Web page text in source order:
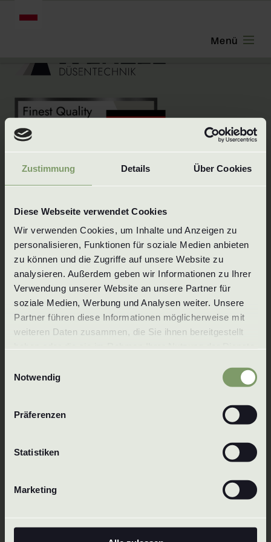
Zustimmung Details Über Cookies
Diese Webseite verwendet Cookies
Wir verwenden Cookies, um Inhalte und Anzeigen zu
personalisieren, Funktionen für soziale Medien anbieten
zu können und die Zugriffe auf unsere Website zu
analysieren. Außerdem geben wir Informationen zu Ihrer
Verwendung unserer Website an unsere Partner für
soziale Medien, Werbung und Analysen weiter. Unsere
Partner führen diese Informationen möglicherweise mit
weiteren Daten zusammen, die Sie ihnen bereitgestellt
unsere Datenschutzerklärung
Notwendig
Präferenzen
Statistiken
Marketing
POLSKI
odpowiedzialność - Wenzel Düssentechnik to
szwabska firma rodzinna z ponad 25-letnim
doświadczeniem w technologii dysz.
Tel.:+49 7125 3559
E-Mail:info@wenzel-duesen.de
Wenzel GmbH & Co. KG
Baachstraße 1
Niemcy